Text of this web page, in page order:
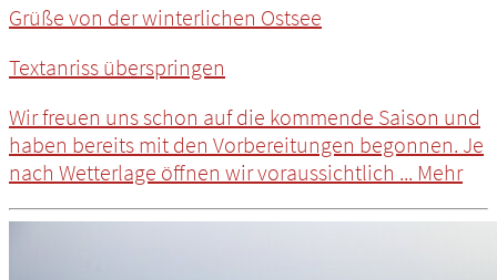
Grüße von der winterlichen Ostsee
Textanriss überspringen
Wir freuen uns schon auf die kommende Saison und
haben bereits mit den Vorbereitungen begonnen. Je
nach Wetterlage öffnen wir voraussichtlich ... Mehr